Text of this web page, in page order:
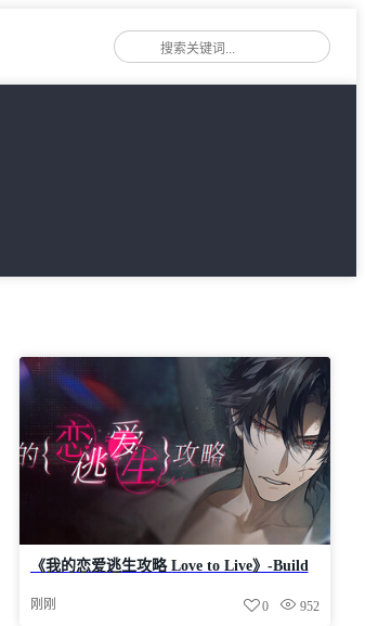
《我的恋爱逃生攻略 Love to Live》-Build
刚刚 952
0